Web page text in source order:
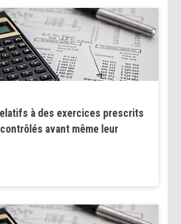
à des exercices prescrits
avant même leur